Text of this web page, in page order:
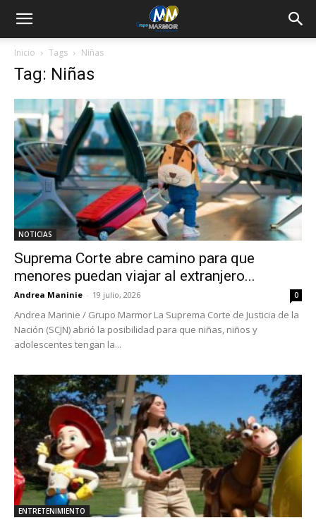
Inicio Tags Niñas
Tag: Niñas
NOTICIAS
Suprema Corte abre camino para que
menores puedan viajar al extranjero...
Andrea Maninie - 19 julio, 2026 0
Andrea Marinie / Grupo Marmor La Suprema Corte de Justicia de la
Nación (SCJN) abrió la posibilidad para que niñas, niños y
adolescentes tengan la...
ENTRETENIMIENTO